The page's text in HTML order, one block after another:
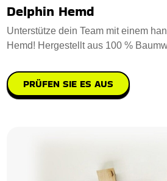
Delphin Hemd
Unterstütze dein Team mit einem
Hemd! Hergestellt aus 100 %
PRÜFEN SIE ES AUS